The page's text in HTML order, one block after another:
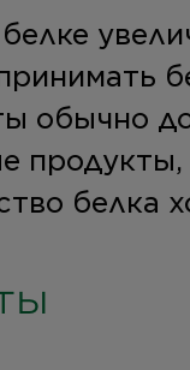
обычно
белка